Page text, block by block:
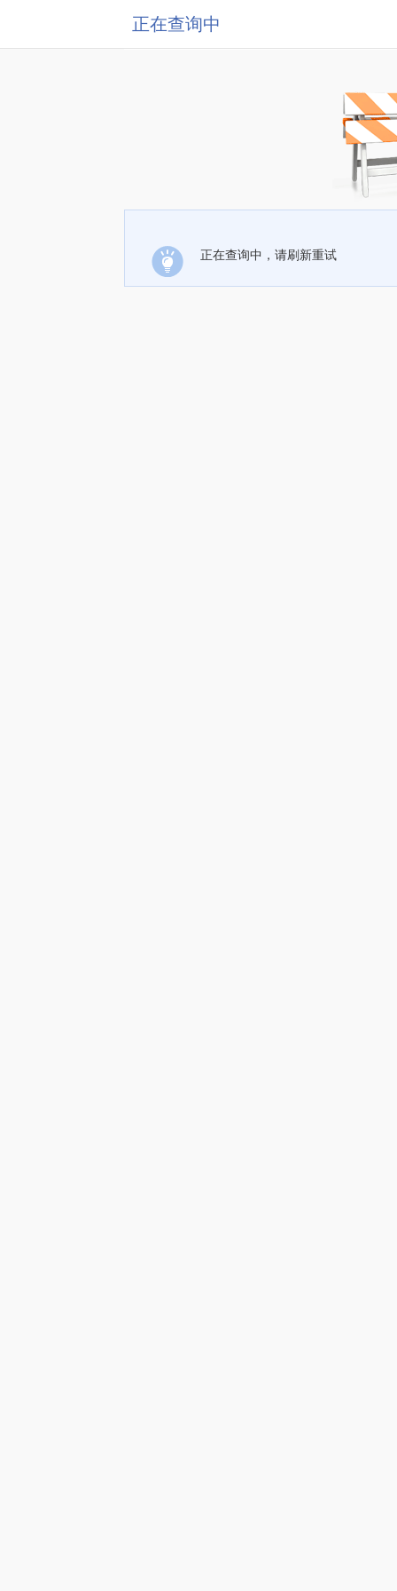
正在查询中
正在查询中，请刷新重试